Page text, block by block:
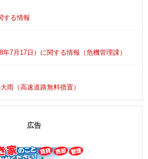
する情報
7月17日）に関する情報（危機管理課）
雨（高速道路無料措置）
広告